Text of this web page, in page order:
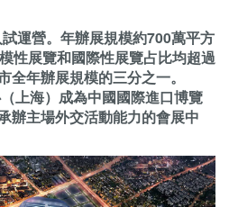
運營。年辦展規模約700萬平方
性展覽和國際性展覽占比均超過
年辦展規模的三分之一。
上海）成為中國國際進口博覽
辦主場外交活動能力的會展中